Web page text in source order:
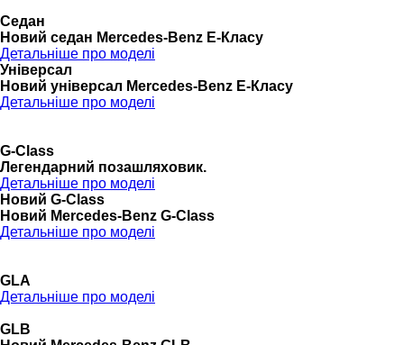
Седан
Новий седан Mercedes-Benz Е-Класу
Детальніше про моделі
Універсал
Новий універсал Mercedes-Benz E-Класу
Детальніше про моделі
G-Class
Легендарний позашляховик.
Детальніше про моделі
Новий G-Class
Новий Mercedes-Benz G-Class
Детальніше про моделі
GLA
Детальніше про моделі
GLB